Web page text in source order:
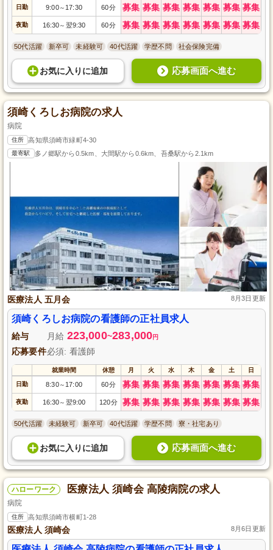
日勤 9:00～ 17:30 60分 募集 募集 募集 募集 募集 募集 募集
夜勤 16:30～ 翌9:30 60分 募集 募集 募集 募集 募集 募集 募集
50代活躍 新卒可 未経験可 40代活躍 学歴不問 社会保険完備
お気に入り に追加 応募画面へ進む
須崎くろしお病院の求人
病院
住所 高知県須崎市緑町4-30
最寄駅 多ノ郷駅から0.5km、大間駅から0.6km、吾桑駅から2.1km
医療法人 五月会 8月3日更新
須崎くろしお病院の看護師の正社員求人
給与 月給 223,000~283,000円
応募要件必須: 看護師
就業時間 休憩 月 火 水 木 金 土 日
日勤 8:30～ 17:00 60分 募集 募集 募集 募集 募集 募集 募集
夜勤 16:30～ 翌9:00 120分 募集 募集 募集 募集 募集 募集 募集
50代活躍 未経験可 新卒可 40代活躍 学歴不問 寮・社宅あり
お気に入り に追加 応募画面へ進む
ハローワーク 医療法人 須崎会 高陵病院の求人
病院
住所 高知県須崎市横町1-28
医療法人 須崎会 8月6日更新